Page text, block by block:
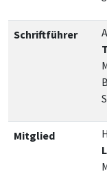
Schriftführer
Mitglied